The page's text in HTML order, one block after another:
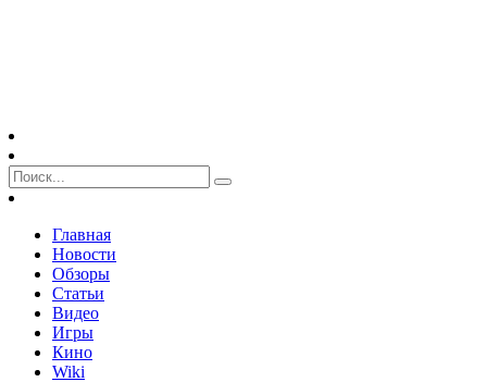
Главная
Новости
Обзоры
Статьи
Видео
Игры
Кино
Wiki